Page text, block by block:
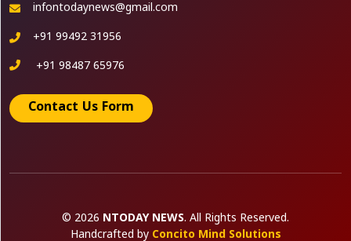
infontodaynews@gmail.com
+91 99492 31956
+91 98487 65976
Contact Us Form
© 2026 NTODAY NEWS. All Rights Reserved.
Handcrafted by Concito Mind Solutions